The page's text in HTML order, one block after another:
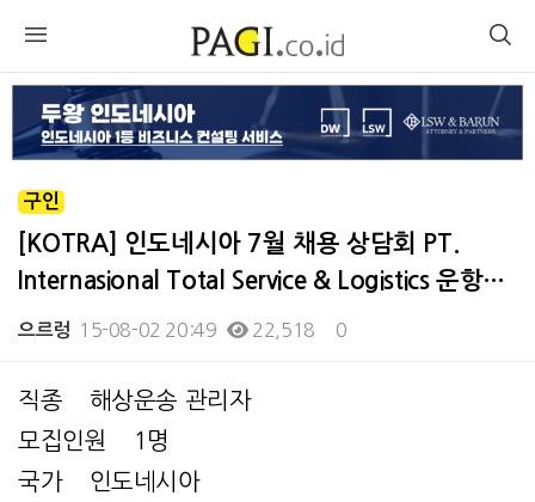
구인
[KOTRA] 인도네시아 7월 채용 상담회 PT.
Internasional Total Service & Logistics 운항…
으르렁 15-08-02 20:49 22,518 0
본문
직종 해상운송 관리자
모집인원 1명
국가 인도네시아